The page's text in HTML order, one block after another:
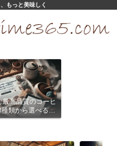
もっと美味しく
高品質のコーヒ
類から選べるサ
リプション